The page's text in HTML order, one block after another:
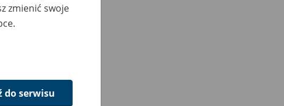
zmienić swoje
do serwisu